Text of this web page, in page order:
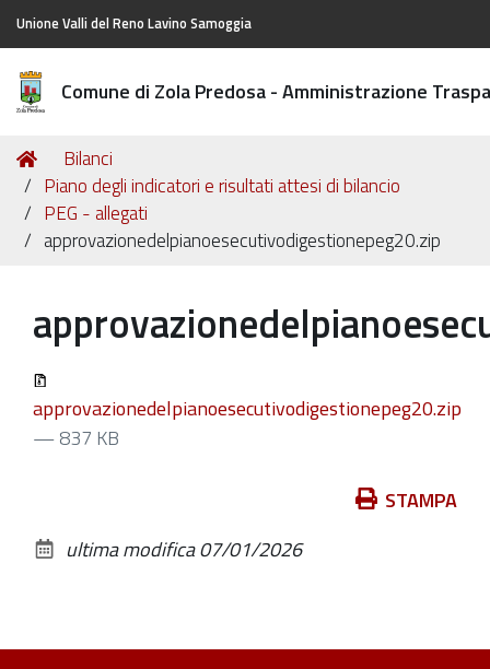
Unione Valli del Reno Lavino Samoggia
Comune di Zola Predosa - Amministrazione
Tu
sei
qui:
Home
Bilanci
Piano degli indicatori e risultati attesi di bilancio
PEG - allegati
approvazionedelpianoesecutivodigestionepeg20.zip
approvazionedelpianoesecutivodigestionepeg20.zip
— 837 KB
documento
STAMPA
ultima modifica07/01/2026